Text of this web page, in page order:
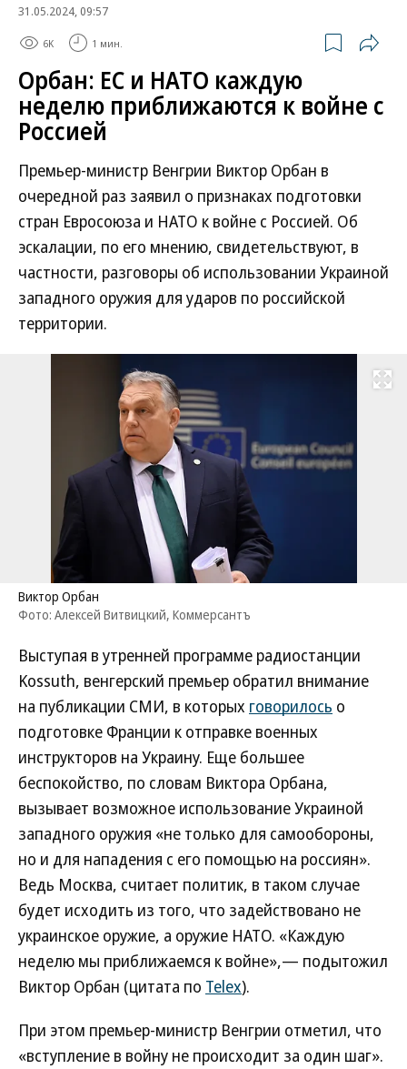
31.05.2024, 09:57
6K 1 мин.
Орбан: ЕС и НАТО каждую
неделю приближаются к войне с
Россией
Премьер-министр Венгрии Виктор Орбан в
очередной раз заявил о признаках подготовки
стран Евросоюза и НАТО к войне с Россией. Об
эскалации, по его мнению, свидетельствуют, в
частности, разговоры об использовании Украиной
западного оружия для ударов по российской
территории.
Развернуть
Виктор Орбан
Фото: Алексей Витвицкий, Коммерсантъ
Выступая в утренней программе радиостанции
Kossuth, венгерский премьер обратил внимание
на публикации СМИ, в которых говорилось о
подготовке Франции к отправке военных
инструкторов на Украину. Еще большее
беспокойство, по словам Виктора Орбана,
вызывает возможное использование Украиной
западного оружия «не только для самообороны,
но и для нападения с его помощью на россиян».
Ведь Москва, считает политик, в таком случае
будет исходить из того, что задействовано не
украинское оружие, а оружие НАТО. «Каждую
неделю мы приближаемся к войне»,— подытожил
Виктор Орбан (цитата по Telex).
При этом премьер-министр Венгрии отметил, что
«вступление в войну не происходит за один шаг».